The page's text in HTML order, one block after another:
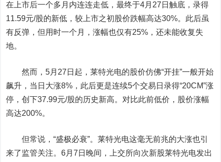
在上市后一个多月内连连走低，最终于4月27日触底，录得
11.59元/股的新低，较上市之初股价跌幅高达30%。此后虽
有反弹，但用时一个月，涨幅也仅有25%，还未能收复失
地。
然而，5月27日起，莱特光电的股价仿佛“开挂”一般开始
飙升，当日大涨8%，此后更是连续5个交易日录得“20CM”涨
停，创下37.99元/股的历史新高。对比此前低价，股价涨幅
高达200%。
但常说，“盛极必衰”。莱特光电这毫无前兆的大涨也引
来了监管关注。6月7日晚间，上交所向次新股莱特光电发出